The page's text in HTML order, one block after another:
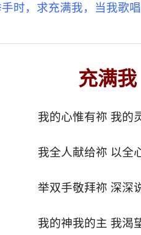
时，求充满我，当我歌
充满我
我的心惟有祢 我的
我全人献给祢 以全
举双手敬拜祢 深深
我的神我的主 我渴